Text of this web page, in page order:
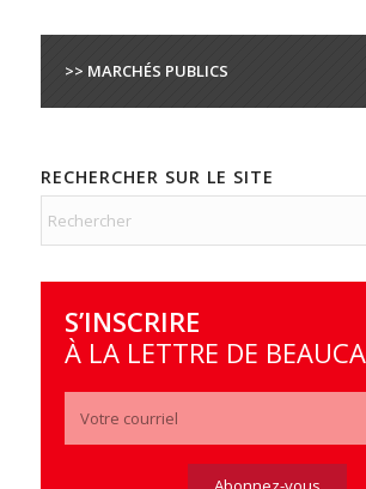
>> MARCHÉS PUBLICS
RECHERCHER SUR LE SITE
S’INSCRIRE
À LA LETTRE DE